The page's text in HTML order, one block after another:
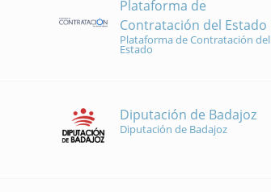
Plataforma de
Contratación del Estado
Plataforma de Contratación del
Estado
Diputación de Badajoz
Diputación de Badajoz